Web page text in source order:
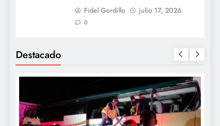
Fidel Gordillo julio 17, 2026
0
Destacado